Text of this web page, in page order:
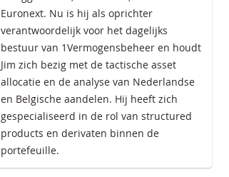
Euronext. Nu is hij als oprichter
verantwoordelijk voor het dagelijks
bestuur van 1Vermogensbeheer en houdt
Jim zich bezig met de tactische asset
allocatie en de analyse van Nederlandse
en Belgische aandelen. Hij heeft zich
gespecialiseerd in de rol van structured
products en derivaten binnen de
portefeuille.